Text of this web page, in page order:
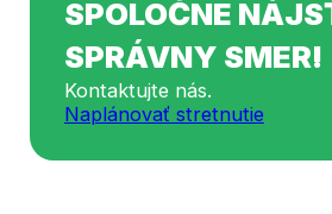
SPOLOČNE
SPRÁVNY SMER!
Kontaktujte nás.
Naplánovať stretnutie